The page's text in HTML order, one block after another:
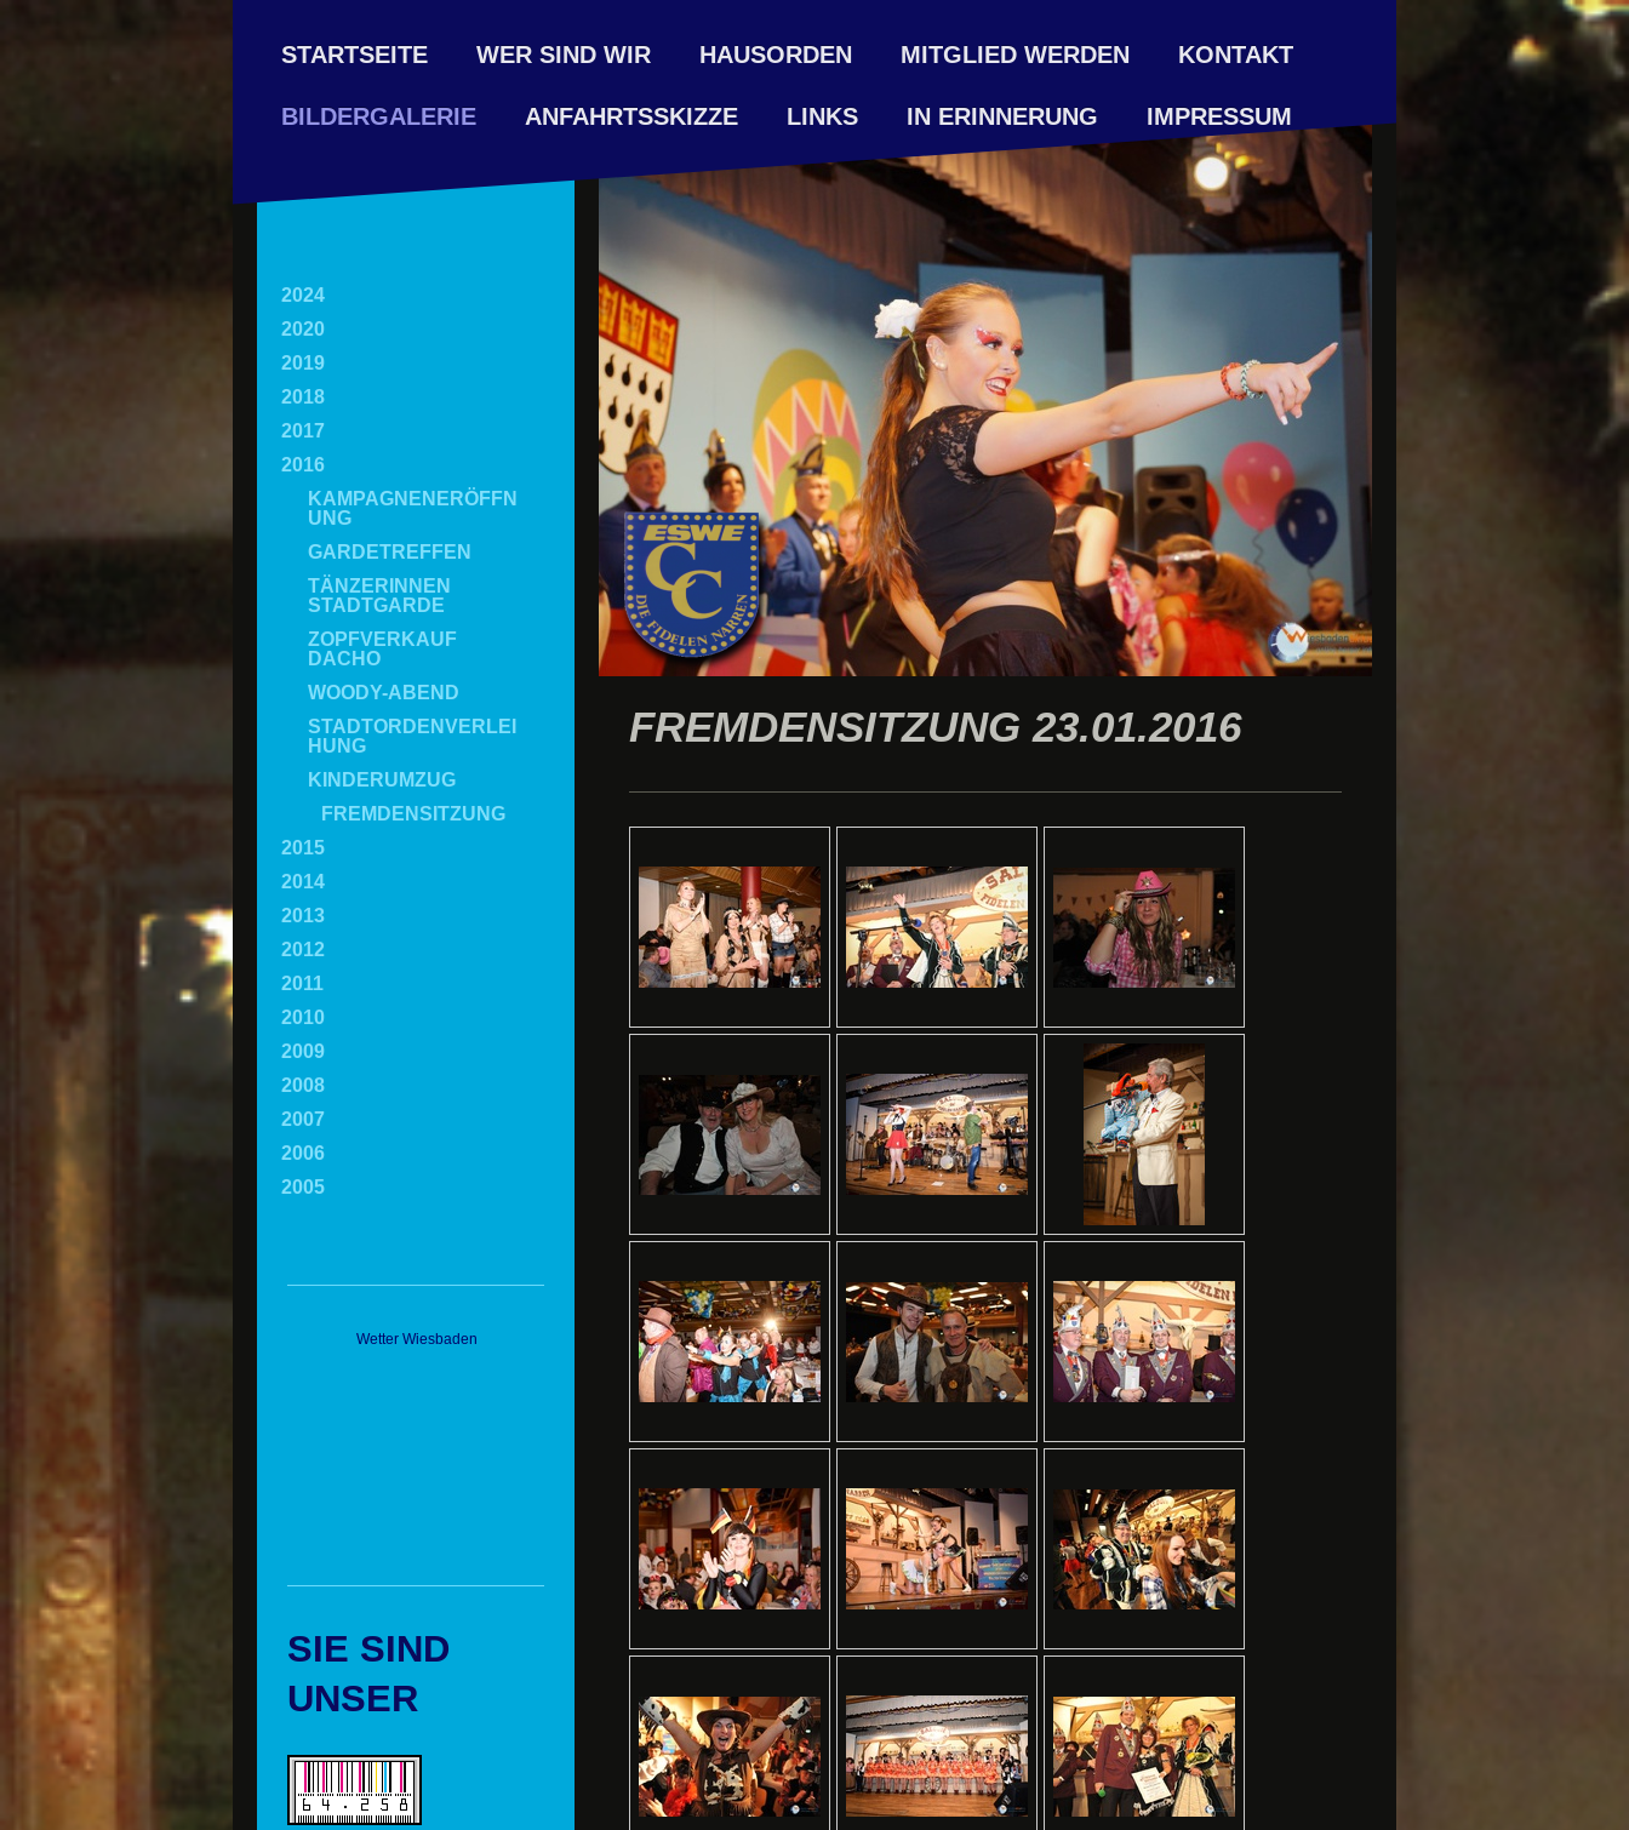
STARTSEITE WER SIND WIR HAUSORDEN MITGLIED WERDEN KONTAKT
BILDERGALERIE ANFAHRTSSKIZZE LINKS IN ERINNERUNG IMPRESSUM
FREMDENSITZUNG 23.01.2016
2024
2020
2019
2018
2017
2016
KAMPAGNENERÖFFN
UNG
GARDETREFFEN
TÄNZERINNEN
STADTGARDE
ZOPFVERKAUF
DACHO
WOODY-ABEND
STADTORDENVERLEI
HUNG
KINDERUMZUG
FREMDENSITZUNG
2015
2014
2013
2012
2011
2010
2009
2008
2007
2006
2005
Wetter Wiesbaden
SIE SIND
UNSER